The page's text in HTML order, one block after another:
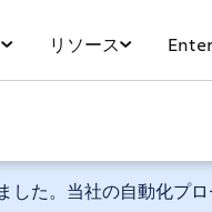
リソース
た。当社の自動化プ